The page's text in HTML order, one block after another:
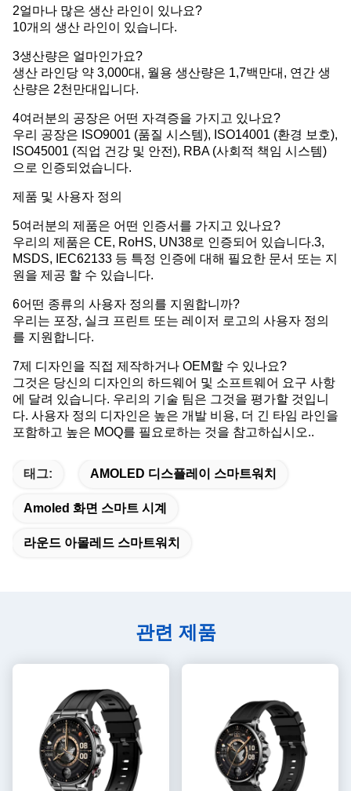
2얼마나 많은 생산 라인이 있나요?
10개의 생산 라인이 있습니다.
3생산량은 얼마인가요?
생산 라인당 약 3,000대, 월용 생산량은 1,7백만대, 연간 생
산량은 2천만대입니다.
4여러분의 공장은 어떤 자격증을 가지고 있나요?
우리 공장은 ISO9001 (품질 시스템), ISO14001 (환경 보호),
ISO45001 (직업 건강 및 안전), RBA (사회적 책임 시스템)
으로 인증되었습니다.
제품 및 사용자 정의
5여러분의 제품은 어떤 인증서를 가지고 있나요?
우리의 제품은 CE, RoHS, UN38로 인증되어 있습니다.3,
MSDS, IEC62133 등 특정 인증에 대해 필요한 문서 또는 지
원을 제공 할 수 있습니다.
6어떤 종류의 사용자 정의를 지원합니까?
우리는 포장, 실크 프린트 또는 레이저 로고의 사용자 정의
를 지원합니다.
7제 디자인을 직접 제작하거나 OEM할 수 있나요?
그것은 당신의 디자인의 하드웨어 및 소프트웨어 요구 사항
에 달려 있습니다. 우리의 기술 팀은 그것을 평가할 것입니
다. 사용자 정의 디자인은 높은 개발 비용, 더 긴 타임 라인을
포함하고 높은 MOQ를 필요로하는 것을 참고하십시오..
태그: AMOLED 디스플레이 스마트워치
Amoled 화면 스마트 시계
라운드 아몰레드 스마트워치
관련 제품